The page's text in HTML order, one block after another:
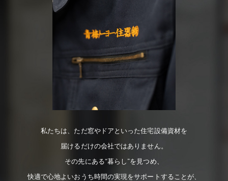
私たちは、ただ窓やドアといった住宅設備資材を
届けるだけの会社ではありません。
その先にある“暮らし”を見つめ、
快適で心地よいおうち時間の実現をサポートすることが、